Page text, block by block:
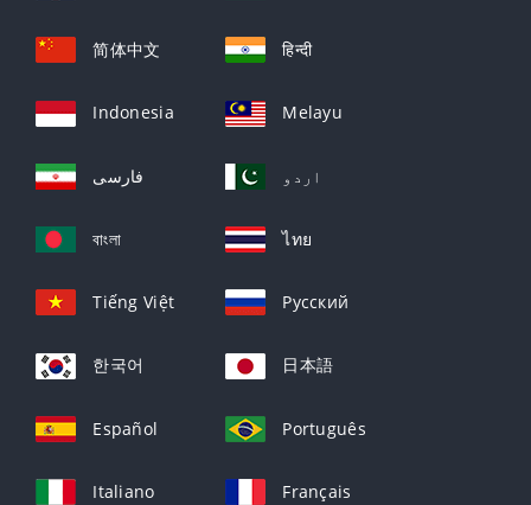
简体中文 हिन्दी
Indonesia Melayu
فارسی اردو
বাংলা ไทย
Tiếng Việt Русский
한국어 日本語
Español Português
Italiano Français